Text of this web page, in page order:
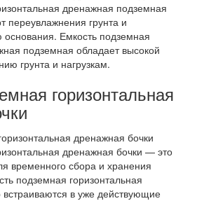
дренажная подземная
переувлажнения грунта и
Емкость подземная
подземная обладает высокой
грунта и нагрузкам.
горизонтальная
дренажная бочки — это
временного сбора и хранения
подземная горизонтальная
встраиваются в уже действующие